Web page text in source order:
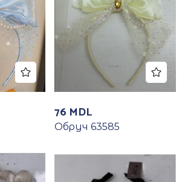
76 MDL
Обруч 63585